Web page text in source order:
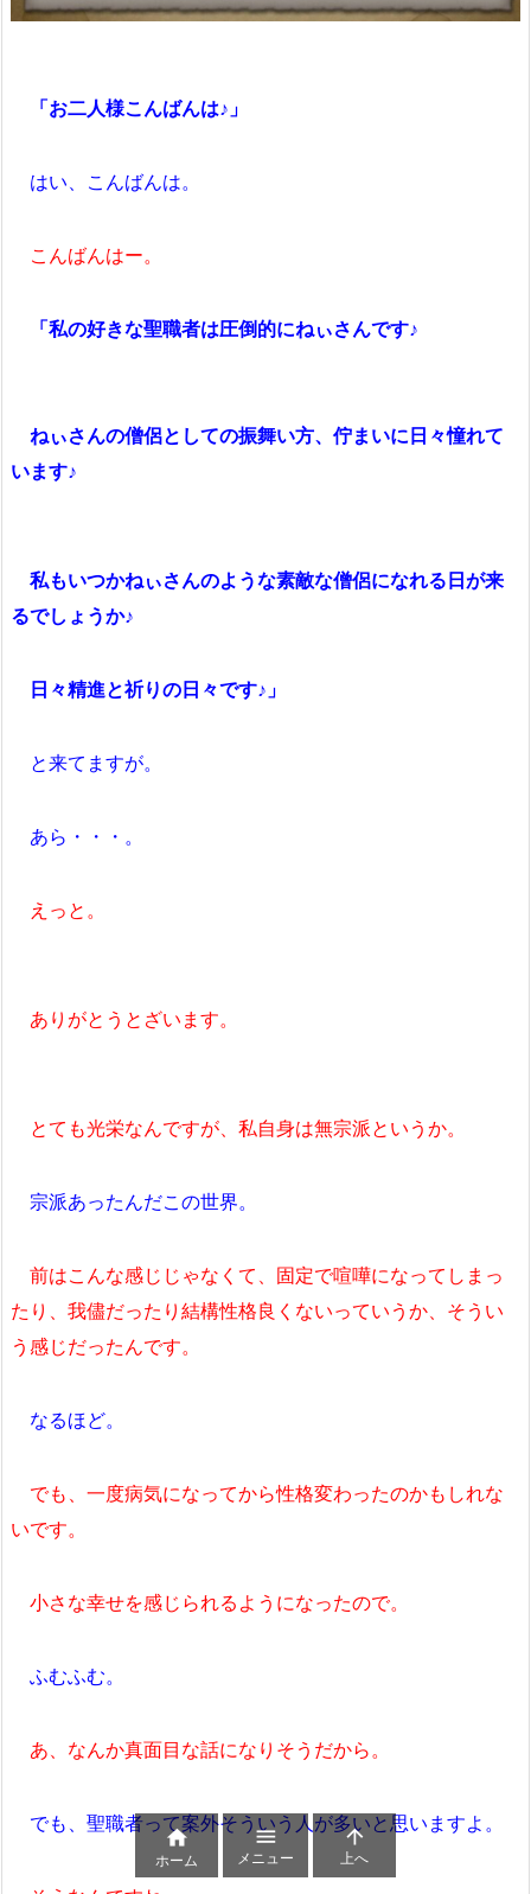
「お二人様こんばんは♪」
はい、こんばんは。
こんばんはー。
「私の好きな聖職者は圧倒的にねぃさんです♪
ねぃさんの僧侶としての振舞い方、佇まいに日々憧れて
います♪
私もいつかねぃさんのような素敵な僧侶になれる日が来
るでしょうか♪
日々精進と祈りの日々です♪」
と来てますが。
あら・・・。
えっと。
ありがとうとざいます。
とても光栄なんですが、私自身は無宗派というか。
宗派あったんだこの世界。
前はこんな感じじゃなくて、固定で喧嘩になってしまっ
たり、我儘だったり結構性格良くないっていうか、そうい
う感じだったんです。
なるほど。
でも、一度病気になってから性格変わったのかもしれな
いです。
小さな幸せを感じられるようになったので。
ふむふむ。
あ、なんか真面目な話になりそうだから。
でも、聖職者って案外そういう人が多いと思いますよ。

ホーム

メニュー

上へ